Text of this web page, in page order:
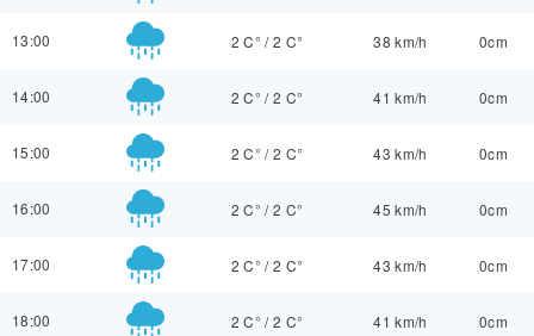
13:00 2 C° /2 C° 38 km/h 0cm
14:00 2 C° /2 C° 41 km/h 0cm
15:00 2 C° /2 C° 43 km/h 0cm
16:00 2 C° /2 C° 45 km/h 0cm
17:00 2 C° /2 C° 43 km/h 0cm
18:00 2 C° /2 C° 41 km/h 0cm